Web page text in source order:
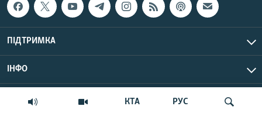
КТА РУС
ПІДТРИМКА
ІНФО
© Крим.Реалії, 2026 | Усі права застережено.